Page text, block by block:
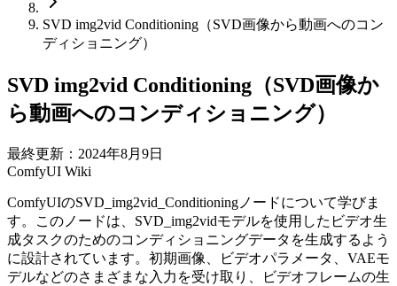
SVD img2vid Conditioning（SVD画像から動画へのコン
ディショニング）
SVD img2vid Conditioning（SVD画像か
ら動画へのコンディショニング）
最終更新：2024年8月9日
ComfyUI Wiki
ComfyUIのSVD_img2vid_Conditioningノードについて学びま
す。このノードは、SVD_img2vidモデルを使用したビデオ生
成タスクのためのコンディショニングデータを生成するよう
に設計されています。初期画像、ビデオパラメータ、VAEモ
デルなどのさまざまな入力を受け取り、ビデオフレームの生